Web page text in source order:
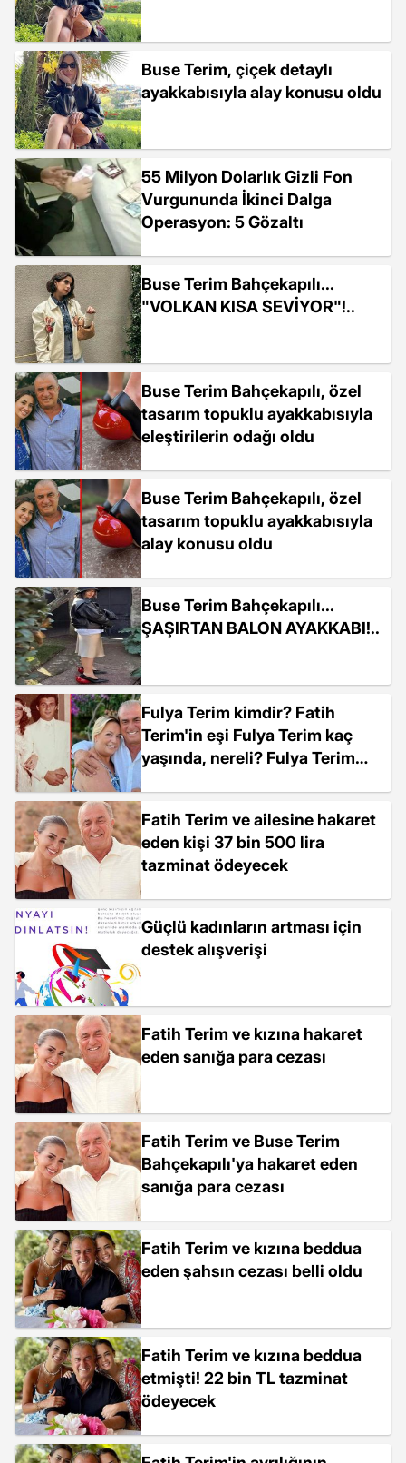
Buse Terim, çiçek detaylı
ayakkabısıyla alay konusu oldu
55 Milyon Dolarlık Gizli Fon
Vurgununda İkinci Dalga
Operasyon: 5 Gözaltı
Buse Terim Bahçekapılı...
"VOLKAN KISA SEVİYOR"!..
Buse Terim Bahçekapılı, özel
tasarım topuklu ayakkabısıyla
eleştirilerin odağı oldu
Buse Terim Bahçekapılı, özel
tasarım topuklu ayakkabısıyla
alay konusu oldu
Buse Terim Bahçekapılı...
ŞAŞIRTAN BALON AYAKKABI!..
Fulya Terim kimdir? Fatih
Terim'in eşi Fulya Terim kaç
yaşında, nereli? Fulya Terim
Fatih Terim ve ailesine hakaret
eden kişi 37 bin 500 lira
tazminat ödeyecek
Güçlü kadınların artması için
destek alışverişi
Fatih Terim ve kızına hakaret
eden sanığa para cezası
Fatih Terim ve Buse Terim
Bahçekapılı'ya hakaret eden
sanığa para cezası
Fatih Terim ve kızına beddua
eden şahsın cezası belli oldu
Fatih Terim ve kızına beddua
etmişti! 22 bin TL tazminat
ödeyecek